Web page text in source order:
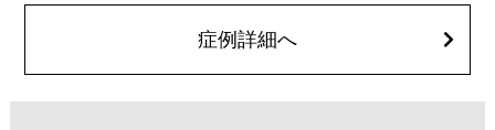
費用：1部位 184,800円(税込)
オプション：笑気麻酔 3,300円(税込)
症例詳細へ